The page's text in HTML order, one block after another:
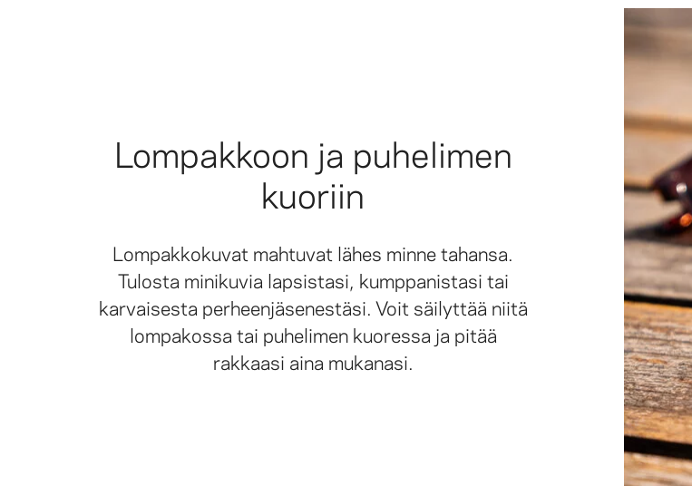
Lompakkoon ja puhelimen
kuoriin
Lompakkokuvat mahtuvat lähes minne tahansa.
Tulosta minikuvia lapsistasi, kumppanistasi tai
karvaisesta perheenjäsenestäsi. Voit säilyttää niitä
lompakossa tai puhelimen kuoressa ja pitää
rakkaasi aina mukanasi.